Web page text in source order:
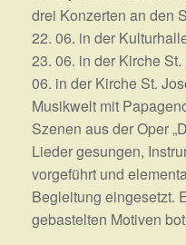
drei Konzerten an den
22. 06. in der
23. 06. in der Kirche
06. in der Kirche St.
Musikwelt mit
Szenen aus der Oper
Lieder gesungen,
vorgeführt und
Begleitung eingesetzt.
gebastelten Motiven